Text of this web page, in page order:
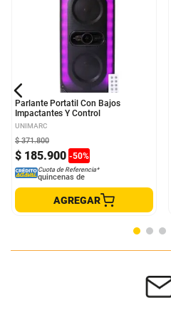
Parlante Portatil Con Bajos
Impactantes Y Control
UNIMARC
$ 185.900 -50%
$ 371.800
Cuota de Referencia*
quincenas de
AGREGAR